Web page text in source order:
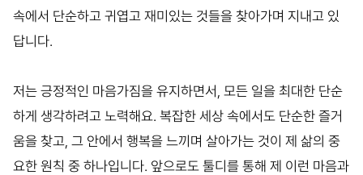
속에서 단순하고 귀엽고 재미있는 것들을 찾아가며 지내고 있
답니다.
저는 긍정적인 마음가짐을 유지하면서, 모든 일을 최대한 단순
하게 생각하려고 노력해요. 복잡한 세상 속에서도 단순한 즐거
움을 찾고, 그 안에서 행복을 느끼며 살아가는 것이 제 삶의 중
요한 원칙 중 하나입니다. 앞으로도 툴디를 통해 제 이런 마음과